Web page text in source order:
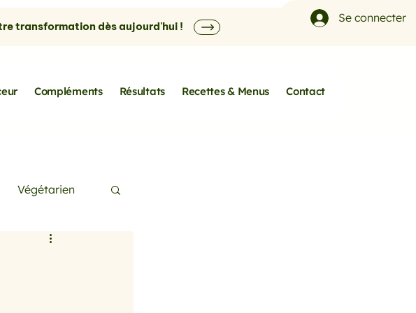
Se connecter
transformation dès aujourd'hui !
Compléments Résultats Recettes & Menus Contact
Végétarien
Conseils de Pros